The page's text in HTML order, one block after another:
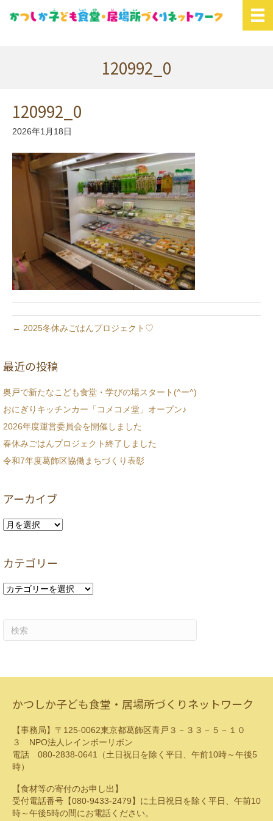
120992_0
120992_0
2026年1月18日
← 2025冬休みごはんプロジェクト♡
最近の投稿
奥戸で新たなこども食堂・学びの場スタート(^ー^)
おにぎりキッチンカー「コメコメ堂」オープン♪
2026年度運営委員会を開催しました
春休みごはんプロジェクト終了しました
令和7年度葛飾区協働まちづくり表彰
アーカイブ
ア
イ
カテゴリー
カ
かつしか子ども食堂・居場所づくりネットワーク
【事務局】〒125-0062東京都葛飾区青戸３－３３－５－１０
３ NPO法人レインボーリボン
電話 080-2838-0641（土日祝日を除く平日、午前10時～午後5
時）
【食材等の寄付のお申し出】
受付電話番号【080-9433-2479】に土日祝日を除く平日、午前10
時～午後5時の間にお電話ください。